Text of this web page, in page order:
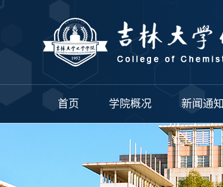
首页 学院概况 新闻通知